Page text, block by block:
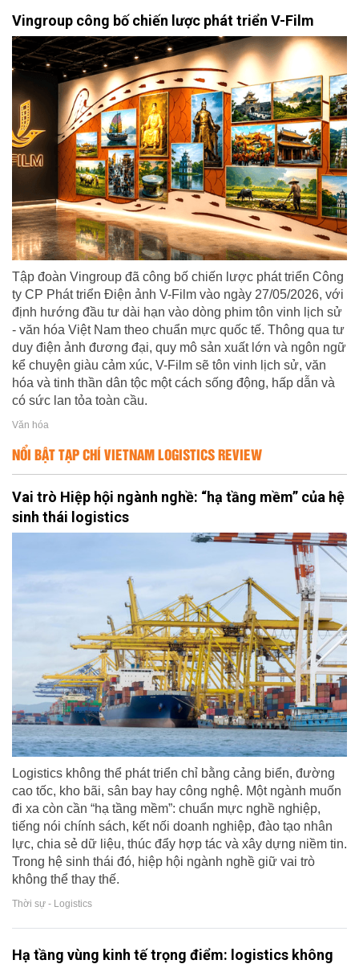
Vingroup công bố chiến lược phát triển V-Film
Tập đoàn Vingroup đã công bố chiến lược phát triển Công
ty CP Phát triển Điện ảnh V-Film vào ngày 27/05/2026, với
định hướng đầu tư dài hạn vào dòng phim tôn vinh lịch sử
- văn hóa Việt Nam theo chuẩn mực quốc tế. Thông qua tư
duy điện ảnh đương đại, quy mô sản xuất lớn và ngôn ngữ
kể chuyện giàu cảm xúc, V-Film sẽ tôn vinh lịch sử, văn
hóa và tinh thần dân tộc một cách sống động, hấp dẫn và
có sức lan tỏa toàn cầu.
Văn hóa
NỔI BẬT TẠP CHÍ VIETNAM LOGISTICS REVIEW
Vai trò Hiệp hội ngành nghề: “hạ tầng mềm” của hệ
sinh thái logistics
Logistics không thể phát triển chỉ bằng cảng biển, đường
cao tốc, kho bãi, sân bay hay công nghệ. Một ngành muốn
đi xa còn cần “hạ tầng mềm”: chuẩn mực nghề nghiệp,
tiếng nói chính sách, kết nối doanh nghiệp, đào tạo nhân
lực, chia sẻ dữ liệu, thúc đẩy hợp tác và xây dựng niềm tin.
Trong hệ sinh thái đó, hiệp hội ngành nghề giữ vai trò
không thể thay thế.
Thời sự - Logistics
Hạ tầng vùng kinh tế trọng điểm: logistics không